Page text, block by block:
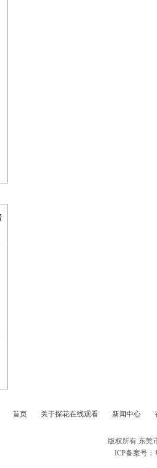
首页 关于探花在线观看 新闻中心
版权所有 东莞
ICP备案号：